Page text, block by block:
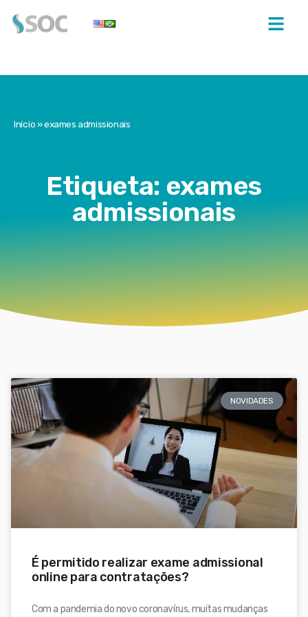
Início»exames admissionais
Etiqueta: exames
admissionais
NOVIDADES
É permitido realizar exame admissional
online para contratações?
Com a pandemia do novo coronavírus, muitas mudanças